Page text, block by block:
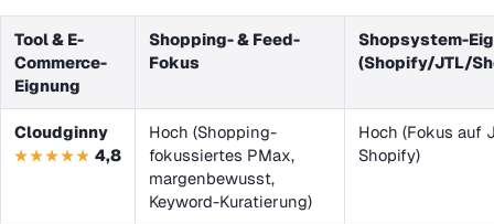
Tool & E-
Commerce-
Eignung
Shopping- & Feed-
Fokus
Shopsystem-
(Shopify/JTL/
Cloudginny
4,8
Hoch (Shopping-
fokussiertes PMax,
margenbewusst,
Keyword-Kuratierung)
Hoch (Fokus auf
Shopify)